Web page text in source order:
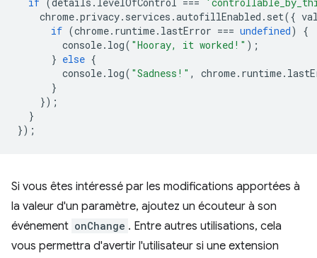
chrome.privacy. services .autofillEnabled . set({
if (chrome. runtime. lastError === undefined)
{
console. log( "Hooray, it worked!" );
} else {
console. log( "Sadness!" , chrome. runtime.
}
});
}
});
Si vous êtes intéressé par les modifications apportées à
la valeur d'un paramètre, ajoutez un écouteur à son
événement onChange . Entre autres utilisations, cela
vous permettra d'avertir l'utilisateur si une extension